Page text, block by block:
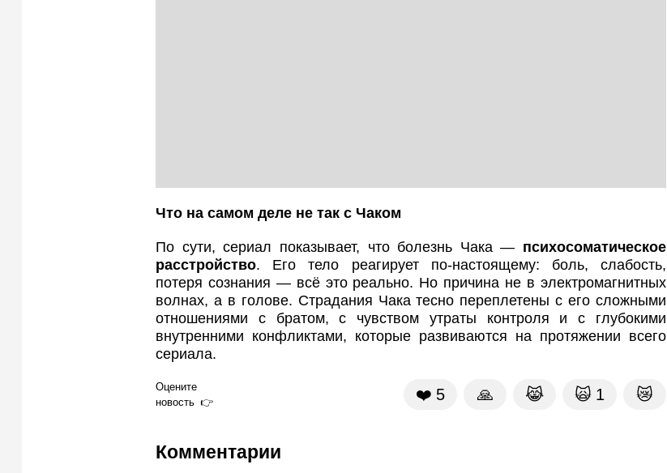
Что на самом деле не так с Чаком
По сути, сериал показывает, что болезнь Чака — психосоматическое
расстройство. Его тело реагирует по-настоящему: боль, слабость,
потеря сознания — всё это реально. Но причина не в электромагнитных
волнах, а в голове. Страдания Чака тесно переплетены с его сложными
отношениями с братом, с чувством утраты контроля и с глубокими
внутренними конфликтами, которые развиваются на протяжении всего
сериала.
Оцените
новость
❤️ 5 🙏 😹 🙀 1 😿
Комментарии